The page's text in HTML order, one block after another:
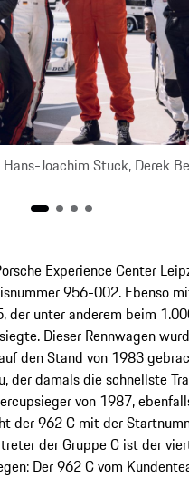
Joachim Stuck, Derek
Experience Center
956-002. Ebenso
der unter anderem beim
Dieser Rennwagen
den Stand von 1983
der damals die schnellste
von 1987,
der 962 C mit der
der Gruppe C ist der
Der 962 C vom